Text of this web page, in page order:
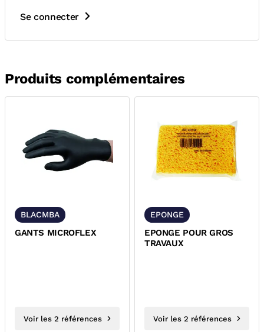
Se connecter
Produits complémentaires
BLACMBA
GANTS MICROFLEX
Voir les 2 références
EPONGE
EPONGE POUR GROS
TRAVAUX
Voir les 2 références